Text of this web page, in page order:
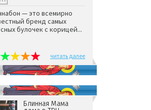
— это всемирно
бренд самых
булочек с корицей...
читать далее
Блинная Мама